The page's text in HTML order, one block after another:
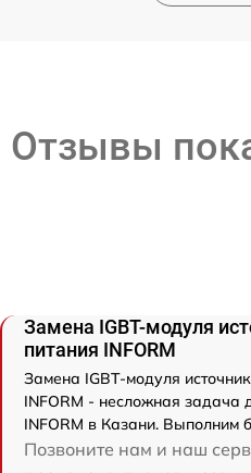
Отзывы
Замена IGBT-модуля
питания INFORM
Замена IGBT-модуля
INFORM - несложная задача
INFORM в Казани. Выполним
Позвоните нам и наш